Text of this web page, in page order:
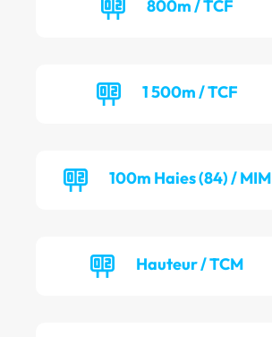
800m / TCF
1 500m / TCF
100m Haies (84) / MIM
Hauteur / TCM